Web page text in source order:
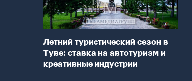
Летний туристический сезон в
Туве: ставка на автотуризм и
креативные индустрии